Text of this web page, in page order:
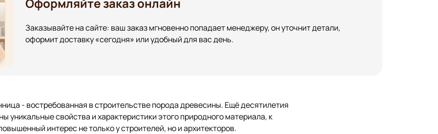
Оформляйте заказ онлайн
Заказывайте на сайте: ваш заказ мгновенно попадает менеджеру, он уточнит детали,
оформит доставку «сегодня» или удобный для вас день.
- востребованная в строительстве порода древесины. Ещё десятилетия
уникальные свойства и характеристики этого природного материала, к
интерес не только у строителей, но и архитекторов.